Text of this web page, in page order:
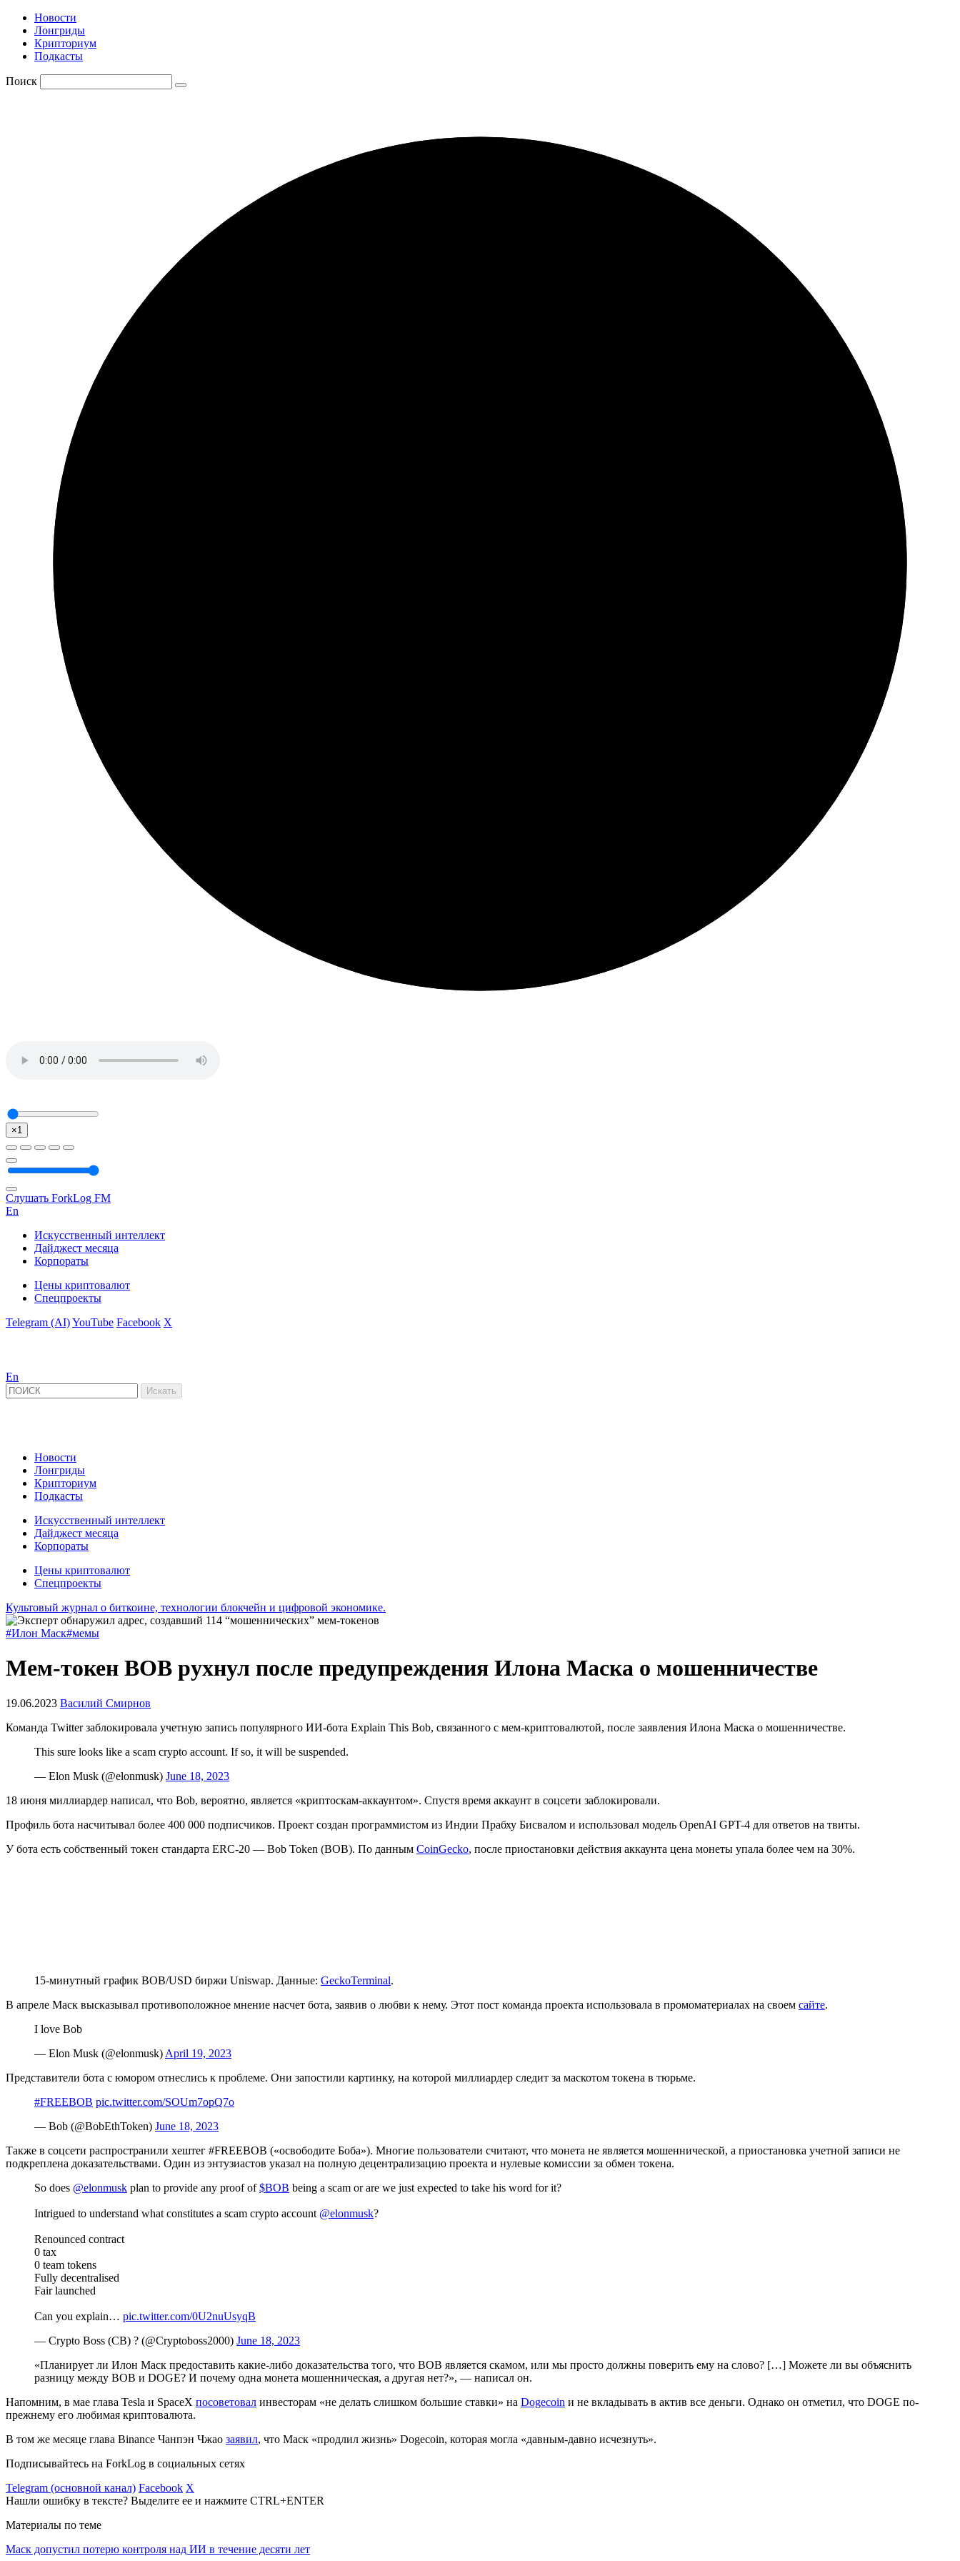
Новости
Лонгриды
Крипториум
Подкасты
Поиск
×1
Слушать ForkLog FM
En
Искусственный интеллект
Дайджест месяца
Корпораты
Цены криптовалют
Спецпроекты
Telegram (AI)YouTube Facebook X
En
Новости
Лонгриды
Крипториум
Подкасты
Искусственный интеллект
Дайджест месяца
Корпораты
Цены криптовалют
Спецпроекты
Культовый журнал о биткоине, технологии блокчейн и цифровой экономике.
#Илон Маск#мемы
Мем-токен BOB рухнул после предупреждения Илона Маска о мошенничестве
19.06.2023 Василий Смирнов
Команда Twitter заблокировала учетную запись популярного ИИ-бота Explain This Bob, связанного с мем-криптовалютой, после заявления Илона Маска о мошенничестве.
This sure looks like a scam crypto account. If so, it will be suspended.
— Elon Musk (@elonmusk) June 18, 2023
18 июня миллиардер написал, что Bob, вероятно, является «криптоскам-аккаунтом». Спустя время аккаунт в соцсети заблокировали.
Профиль бота насчитывал более 400 000 подписчиков. Проект создан программистом из Индии Прабху Бисвалом и использовал модель OpenAI GPT-4 для ответов на твиты.
У бота есть собственный токен стандарта ERC-20 — Bob Token (BOB). По данным CoinGecko, после приостановки действия аккаунта цена монеты упала более чем на 30%.
15-минутный график BOB/USD биржи Uniswap. Данные: GeckoTerminal.
В апреле Маск высказывал противоположное мнение насчет бота, заявив о любви к нему. Этот пост команда проекта использовала в промоматериалах на своем сайте.
I love Bob
— Elon Musk (@elonmusk) April 19, 2023
Представители бота с юмором отнеслись к проблеме. Они запостили картинку, на которой миллиардер следит за маскотом токена в тюрьме.
#FREEBOB pic.twitter.com/SOUm7opQ7o
— Bob (@BobEthToken) June 18, 2023
Также в соцсети распространили хештег #FREEBOB («освободите Боба»). Многие пользователи считают, что монета не является мошеннической, а приостановка учетной записи не
подкреплена доказательствами. Один из энтузиастов указал на полную децентрализацию проекта и нулевые комиссии за обмен токена.
So does @elonmusk plan to provide any proof of$BOB being a scam or are we just expected to take his word for it?
Intrigued to understand what constitutes a scam crypto account @elonmusk?
Renounced contract
0 tax
0 team tokens
Fully decentralised
Fair launched
Can you explain… pic.twitter.com/0U2nuUsyqB
— Crypto Boss (CB) ? (@Cryptoboss2000) June 18, 2023
«Планирует ли Илон Маск предоставить какие-либо доказательства того, что BOB является скамом, или мы просто должны поверить ему на слово? […] Можете ли вы объяснить
разницу между BOB и DOGE? И почему одна монета мошенническая, а другая нет?», — написал он.
Напомним, в мае глава Tesla и SpaceX посоветовал инвесторам «не делать слишком большие ставки» на Dogecoin и не вкладывать в актив все деньги. Однако он отметил, что DOGE по-
прежнему его любимая криптовалюта.
В том же месяце глава Binance Чанпэн Чжао заявил, что Маск «продлил жизнь» Dogecoin, которая могла «давным-давно исчезнуть».
Подписывайтесь на ForkLog в социальных сетях
Telegram (основной канал) Facebook X
Нашли ошибку в тексте? Выделите ее и нажмите CTRL+ENTER
Материалы по теме
Маск допустил потерю контроля над ИИ в течение десяти лет